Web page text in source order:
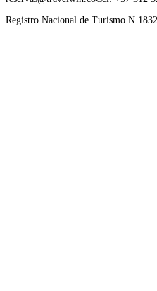
Registro Nacional de Turismo N